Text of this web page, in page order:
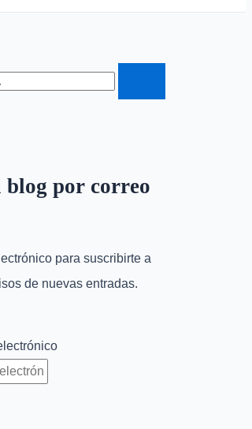
blog por correo
para suscribirte a
de nuevas entradas.